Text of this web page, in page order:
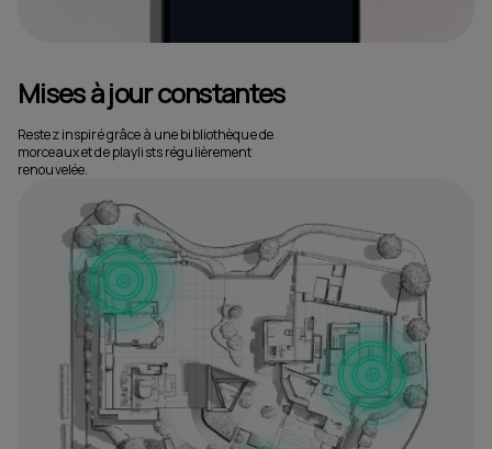
Mises à jour constantes
Restez inspiré grâce à une bibliothèque de
morceaux et de playlists régulièrement
renouvelée.